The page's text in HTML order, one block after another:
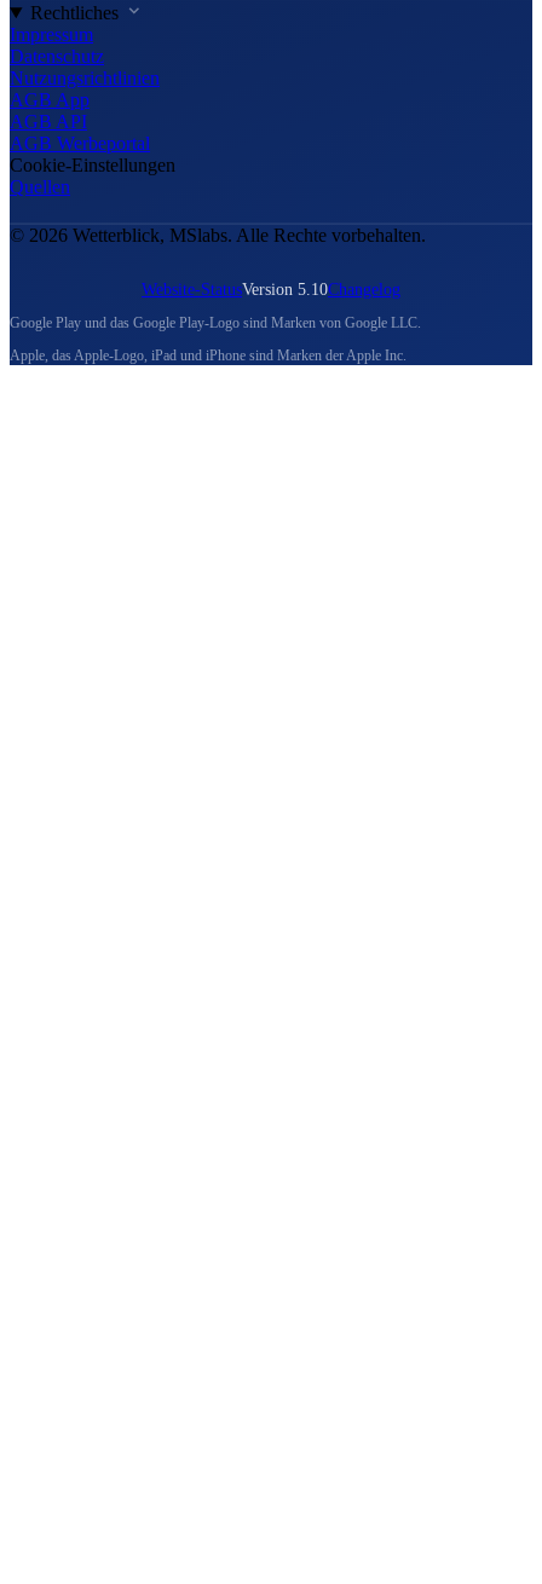
Rechtliches
Impressum
Datenschutz
Nutzungsrichtlinien
AGB App
AGB API
AGB Werbeportal
Cookie-Einstellungen
Quellen
© 2026 Wetterblick, MSlabs. Alle Rechte vorbehalten.
Website-StatusVersion 5.10Changelog
Google Play und das Google Play-Logo sind Marken von Google LLC.
Apple, das Apple-Logo, iPad und iPhone sind Marken der Apple Inc.